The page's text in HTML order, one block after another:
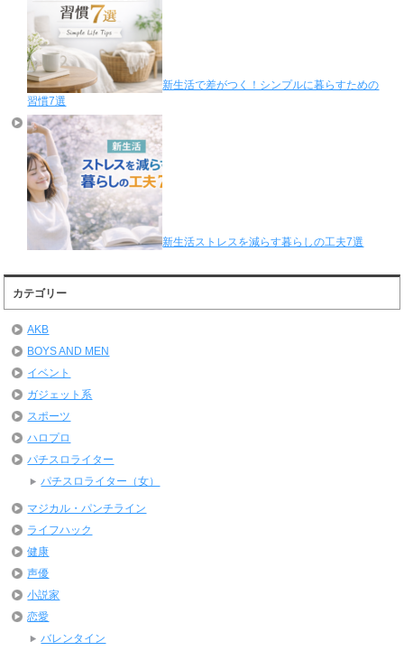
新生活で差がつく！シンプルに暮らすための
習慣7選
新生活ストレスを減らす暮らしの工夫7選
カテゴリー
AKB
BOYS AND MEN
イベント
ガジェット系
スポーツ
ハロプロ
パチスロライター
パチスロライター（女）
マジカル・パンチライン
ライフハック
健康
声優
小説家
恋愛
バレンタイン